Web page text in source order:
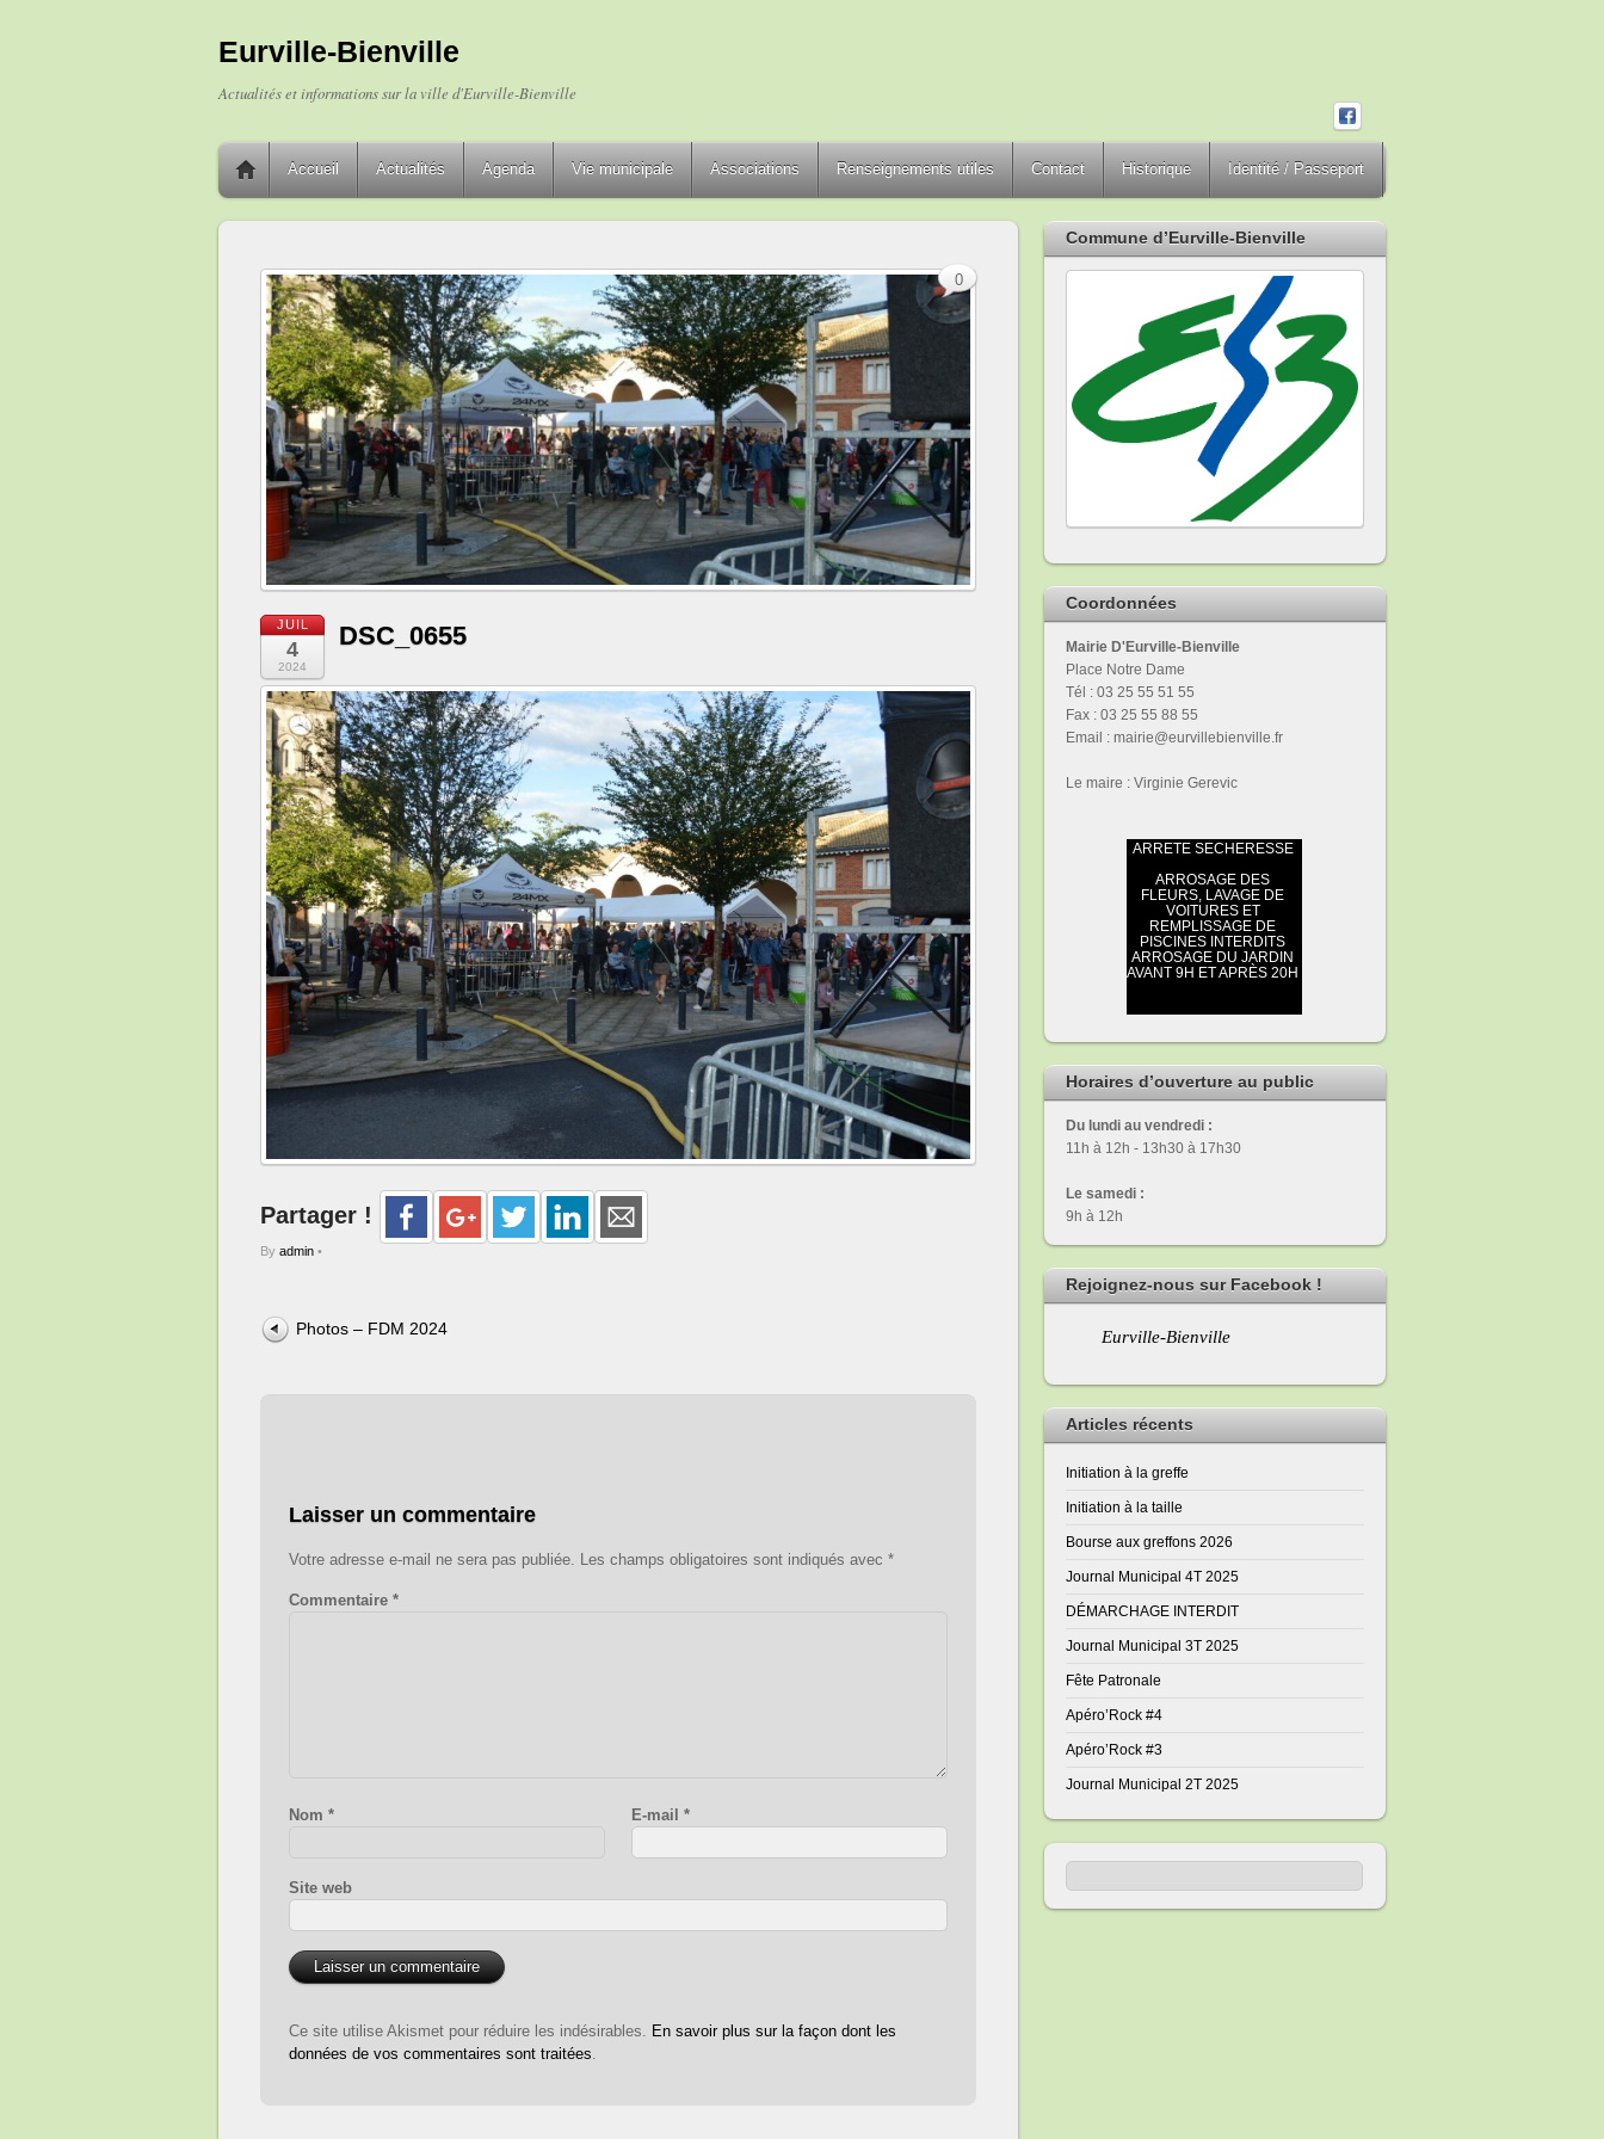
Eurville-Bienville
Actualités et informations sur la ville d'Eurville-Bienville
Accueil Actualités Agenda Vie municipale Associations Renseignements utiles Contact Historique Identité / Passeport
JUIL
4
2024
DSC_0655
Partager !
By admin •
0
Photos – FDM 2024
Laisser un commentaire
Votre adresse e-mail ne sera pas publiée. Les champs obligatoires sont indiqués avec *
Commentaire *
Nom * E-mail*
Site web
Ce site utilise Akismet pour réduire les indésirables. En savoir plus sur la façon dont les
données de vos commentaires sont traitées.
Commune d’Eurville-Bienville
Coordonnées
Mairie D'Eurville-Bienville
Place Notre Dame
Tél : 03 25 55 51 55
Fax : 03 25 55 88 55
Email : mairie@eurvillebienville.fr
Le maire : Virginie Gerevic
Horaires d’ouverture au public
Du lundi au vendredi :
11h à 12h - 13h30 à 17h30
Le samedi :
9h à 12h
Rejoignez-nous sur Facebook !
Eurville-Bienville
Articles récents
Initiation à la greffe
Initiation à la taille
Bourse aux greffons 2026
Journal Municipal 4T 2025
DÉMARCHAGE INTERDIT
Journal Municipal 3T 2025
Fête Patronale
Apéro’Rock #4
Apéro’Rock #3
Journal Municipal 2T 2025